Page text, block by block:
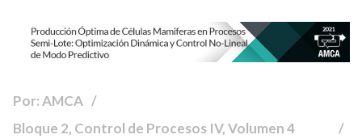
Por: AMCA
Bloque 2, Control de Procesos IV, Volumen 4